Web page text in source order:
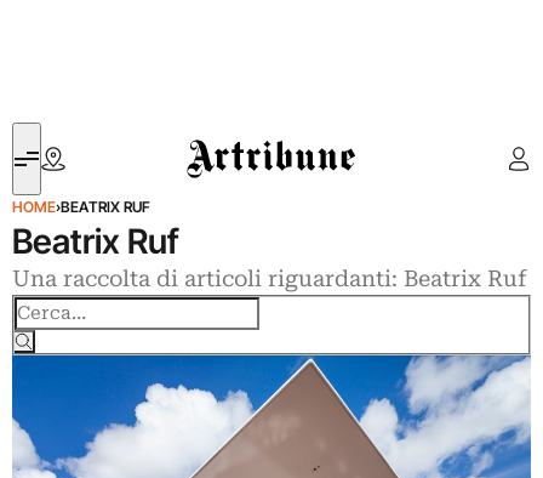
Artribune
HOME›BEATRIX RUF
Beatrix Ruf
Una raccolta di articoli riguardanti: Beatrix Ruf